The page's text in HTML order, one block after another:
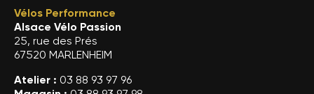
Vélos Performance
Alsace Vélo Passion
25, rue des Prés
67520 MARLENHEIM
Atelier : 03 88 93 97 96